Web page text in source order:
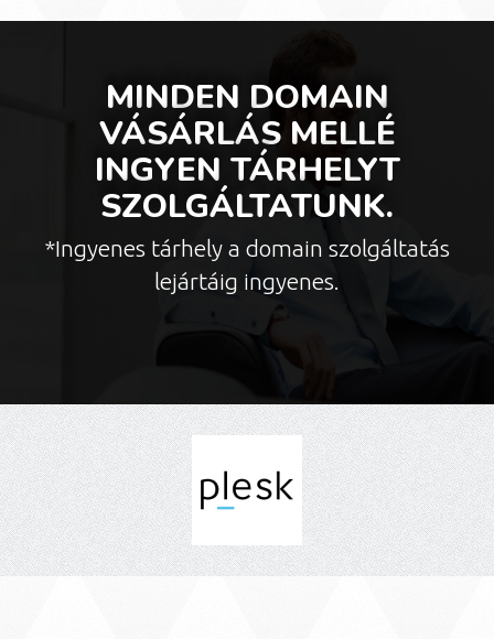
MINDEN DOMAIN
VÁSÁRLÁS MELLÉ
INGYEN TÁRHELYT
SZOLGÁLTATUNK.
*Ingyenes tárhely a domain szolgáltatás
lejártáig ingyenes.